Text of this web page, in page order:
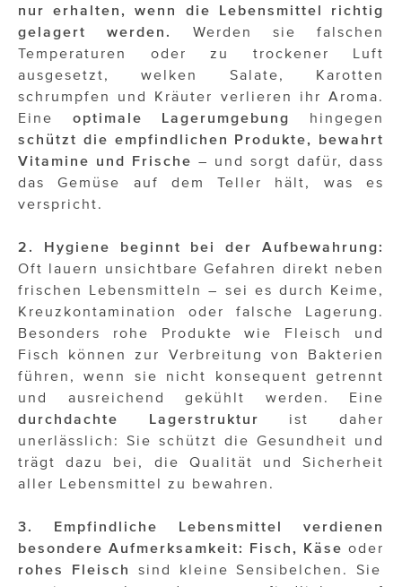
nur erhalten, wenn die Lebensmittel richtig
gelagert werden.
Werden sie falschen
Temperaturen oder zu trockener Luft
ausgesetzt, welken Salate, Karotten
schrumpfen und Kräuter verlieren ihr Aroma.
Eine optimale Lagerumgebung
hingegen
schützt die empfindlichen Produkte, bewahrt
Vitamine und Frische – und sorgt dafür, dass
das Gemüse auf dem Teller hält, was es
verspricht.
2. Hygiene beginnt bei der Aufbewahrung:
Oft lauern unsichtbare Gefahren direkt neben
frischen Lebensmitteln – sei es durch Keime,
Kreuzkontamination oder falsche Lagerung.
Besonders rohe Produkte wie Fleisch und
Fisch können zur Verbreitung von Bakterien
führen, wenn sie nicht konsequent getrennt
und ausreichend gekühlt werden. Eine
durchdachte Lagerstruktur ist daher
unerlässlich: Sie schützt die Gesundheit und
trägt dazu bei, die Qualität und Sicherheit
aller Lebensmittel zu bewahren.
3. Empfindliche Lebensmittel verdienen
besondere Aufmerksamkeit: Fisch, Käse oder
rohes Fleisch
sind kleine Sensibelchen. Sie